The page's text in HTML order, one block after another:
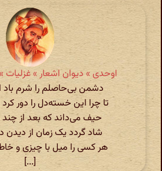
اوحدی » دیوان اشعار » غزلیات »
دشمن بی‌حاصلم را شرم باد
تا چرا این خسته‌دل را دور
حیف می‌داند که بعد از
شاد گردد یک زمان از دیدن
هر کسی را میل با چیزی و
[...]